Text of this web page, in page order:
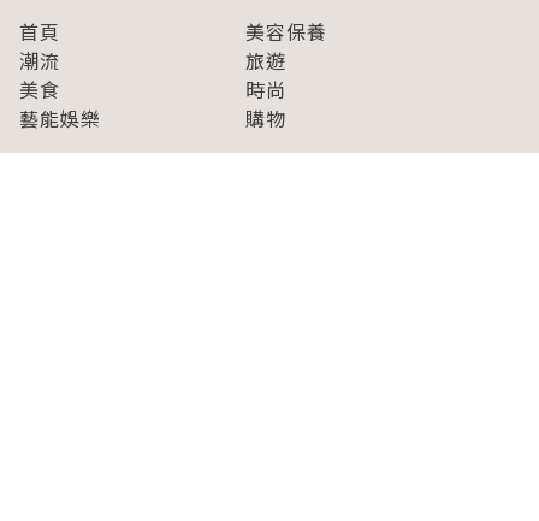
首頁
美容保養
潮流
旅遊
美食
時尚
藝能娛樂
購物